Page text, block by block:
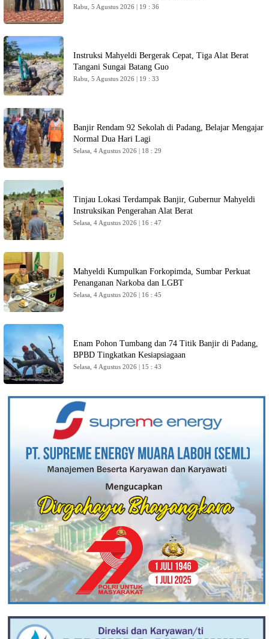
Rabu, 5 Agustus 2026 | 19 : 36
Instruksi Mahyeldi Bergerak Cepat, Tiga Alat Berat
Tangani Sungai Batang Guo
Rabu, 5 Agustus 2026 | 19 : 33
Banjir Rendam 92 Sekolah di Padang, Belajar Mengajar
Normal Dua Hari Lagi
Selasa, 4 Agustus 2026 | 18 : 29
Tinjau Lokasi Terdampak Banjir, Gubernur Mahyeldi
Instruksikan Pengerahan Alat Berat
Selasa, 4 Agustus 2026 | 16 : 47
Mahyeldi Kumpulkan Forkopimda, Sumbar Perkuat
Penanganan Narkoba dan LGBT
Selasa, 4 Agustus 2026 | 16 : 45
Enam Pohon Tumbang dan 74 Titik Banjir di Padang,
BPBD Tingkatkan Kesiapsiagaan
Selasa, 4 Agustus 2026 | 15 : 43